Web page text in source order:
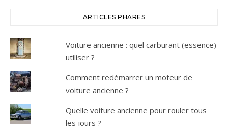
ARTICLES PHARES
Voiture ancienne : quel carburant (essence)
utiliser ?
Comment redémarrer un moteur de
voiture ancienne ?
Quelle voiture ancienne pour rouler tous
les jours ?